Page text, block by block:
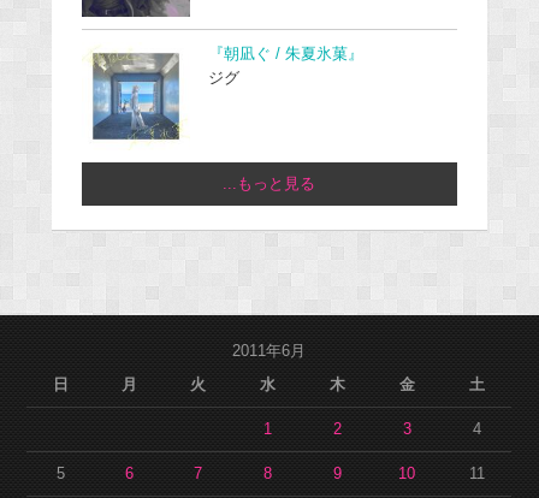
『朝凪ぐ / 朱夏氷菓』
ジグ
...もっと見る
2011年6月
日
月 火 水 木 金 土
1 2 3 4
5 6 7 8 9 10 11